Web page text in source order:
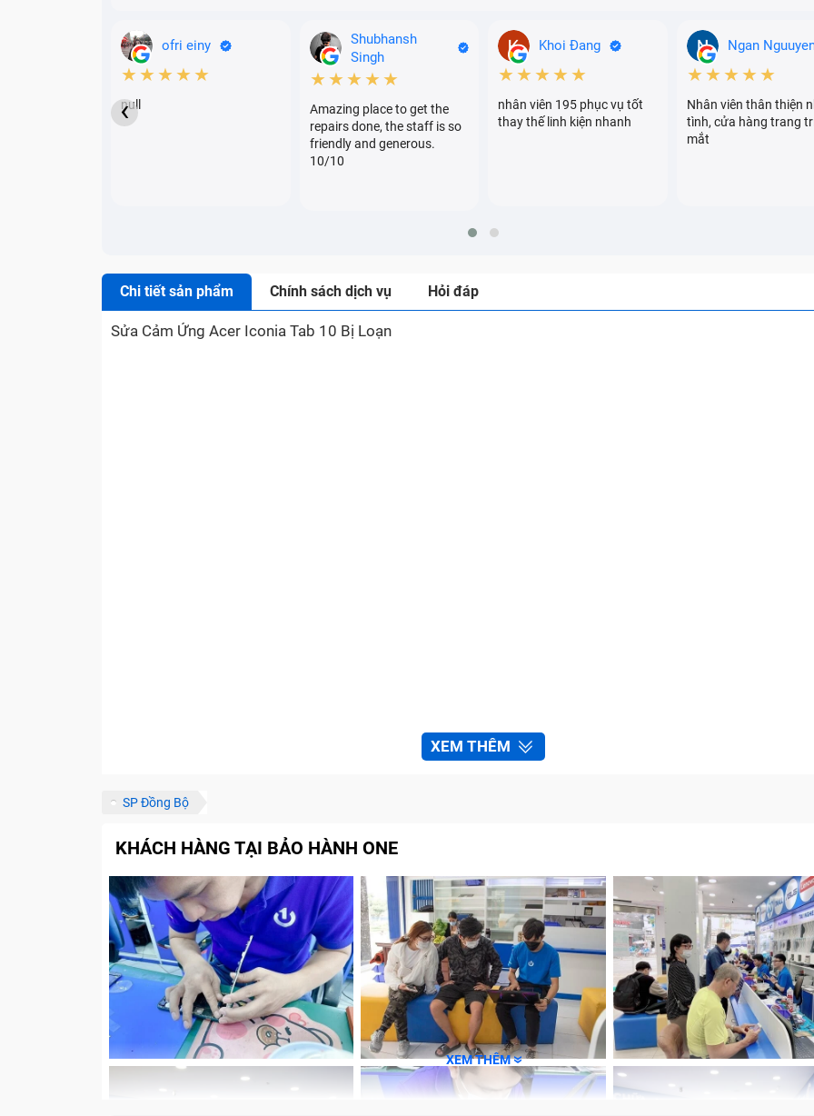
ofri einy
★★★★★
null
Shubhansh
Singh
★★★★★
Amazing place to get the
repairs done, the staff is so
friendly and generous.
10/10
Khoi Đang
★★★★★
nhân viên 195 phục vụ tốt
thay thế linh kiện nhanh
Ngan
★★★★★
Nhân viên thân thiện
tình, cửa hàng trang
mắt
‹
Chi tiết sản phẩm Chính sách dịch vụ Hỏi đáp
Sửa Cảm Ứng Acer Iconia Tab 10 Bị Loạn
XEM THÊM
SP Đồng Bộ
KHÁCH HÀNG TẠI BẢO HÀNH ONE
XEM THÊM